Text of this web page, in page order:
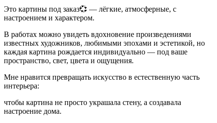
Это картины под заказ💞 — лёгкие, атмосферные, с
настроением и характером.
В работах можно увидеть вдохновение произведениями
известных художников, любимыми эпохами и эстетикой, но
каждая картина рождается индивидуально — под ваше
пространство, свет, цвета и ощущения.
Мне нравится превращать искусство в естественную часть
интерьера:
чтобы картина не просто украшала стену, а создавала
настроение дома.